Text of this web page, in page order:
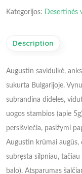
Kategorijos: Desertinės
Description
Augustin savidulkė,
sukurta Bulgarijoje.
subrandina dideles,
uogos stambios (apie
persišviečia, pasižymi
Augustin krūmai
subręsta silpniau,
balo). Atsparumas